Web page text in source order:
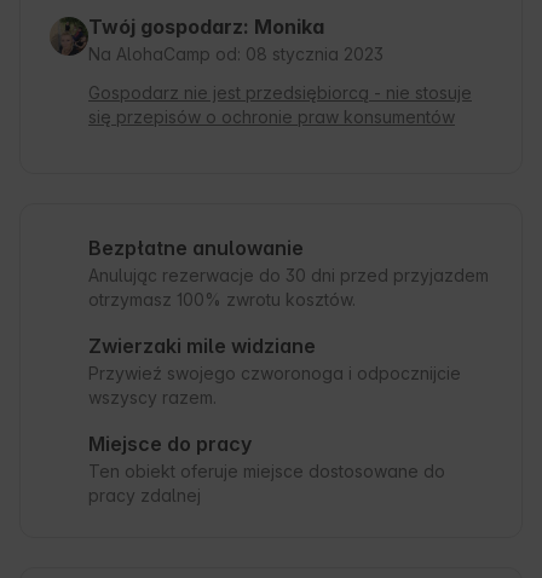
Twój gospodarz: Monika
Na AlohaCamp od: 08 stycznia 2023
Gospodarz nie jest przedsiębiorcą - nie stosuje
się przepisów o ochronie praw konsumentów
Bezpłatne anulowanie
Anulując rezerwacje do 30 dni przed przyjazdem
otrzymasz 100% zwrotu kosztów.
Zwierzaki mile widziane
Przywieź swojego czworonoga i odpocznijcie
wszyscy razem.
Miejsce do pracy
Ten obiekt oferuje miejsce dostosowane do
pracy zdalnej